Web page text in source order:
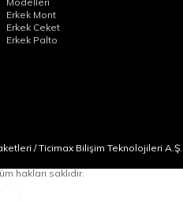
ve rafine bir alternatifi olarak
yaka yapısıyla sunar. Böylece
de değerlendirilebilir. Bu
, kumaş pantolon veya şort gibi
tek bir üst giyim parçası,
uzun ömürlü bir seçenek sunar.
Erkek Mont
Erkek Ceket
Erkek Palto
/ Ticimax Bilişim Teknolojileri A.Ş.
hakları saklıdır.